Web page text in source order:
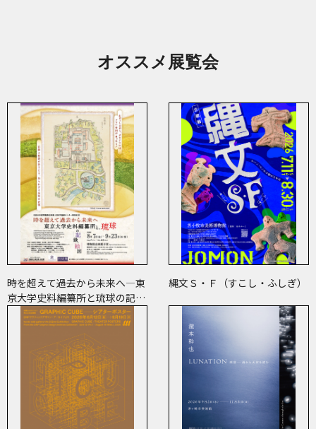
オススメ展覧会
時を超えて過去から未来へ―東
京大学史料編纂所と琉球の記
録・絵図―
縄文Ｓ・Ｆ（すこし・ふしぎ）